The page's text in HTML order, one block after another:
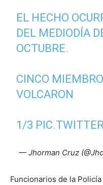
EL HECHO
DEL MEDIODÍA
OCTUBRE.
CINCO
VOLCARON
1/3
— Jhorman Cruz
Funcionarios de la